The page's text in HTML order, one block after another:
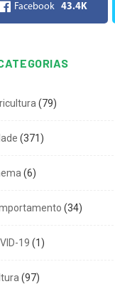
Facebook 43.4K
(79)
(371)
(6)
(34)
19 (1)
(97)